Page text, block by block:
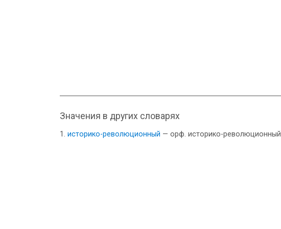
Значения в других словарях
историко-революционный — орф. историко-революционный